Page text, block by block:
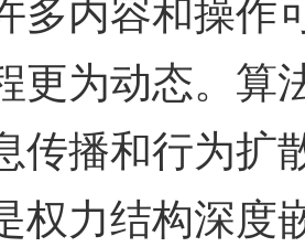
更为动态。算
传播和行为扩
权力结构深度